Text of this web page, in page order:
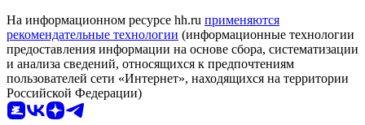
На информационном ресурсе hh.ru применяются
рекомендательные технологии (информационные технологии
предоставления информации на основе сбора, систематизации
и анализа сведений, относящихся к предпочтениям
пользователей сети «Интернет», находящихся на территории
Российской Федерации)